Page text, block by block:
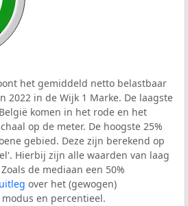
het gemiddeld netto belastbaar
2022 in de Wijk 1 Marke. De laagste
komen in het rode en het
op de meter. De hoogste 25%
gebied. Deze zijn berekend op
Hierbij zijn alle waarden van laag
de mediaan een 50%
over het (gewogen)
en percentieel.